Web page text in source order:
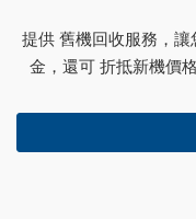
提供 舊機回收服務，
金，還可 折抵新機價